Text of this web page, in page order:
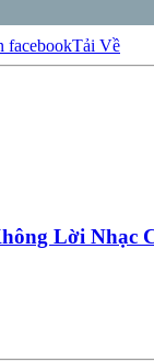
Tải Về
Lời Nhạc